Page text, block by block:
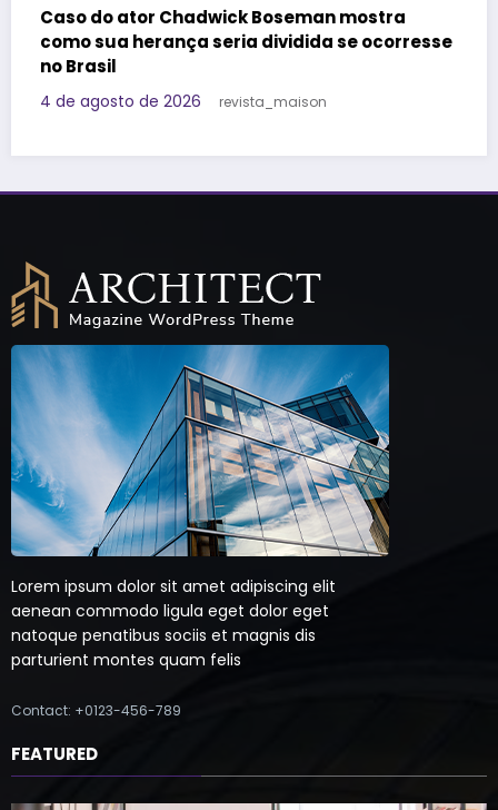
do Programa Roda de Negócios
29 de julho de 2026
Lorem ipsum dolor sit amet adipiscing elit
natoque penatibus sociis et magnis dis
parturient montes quam felis
Contact: +0123-456-789
FEATURED